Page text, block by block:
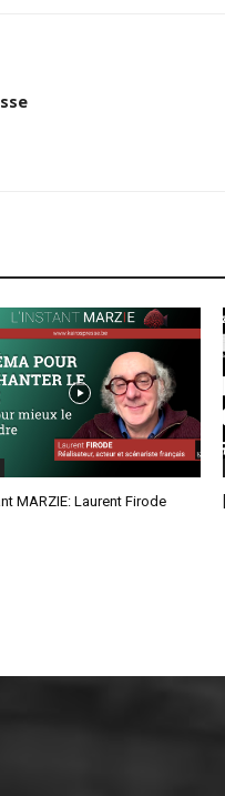
MARZIE: Laurent Firode